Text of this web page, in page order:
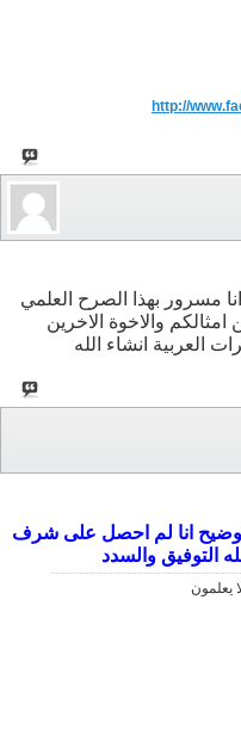
http://
مسرور بهذا الصرح العلمي
والاخوة الاخرين
العربية انشاء الله
توضيح انا لم احصل على شرف
التوفيق والسدد
يعلمون